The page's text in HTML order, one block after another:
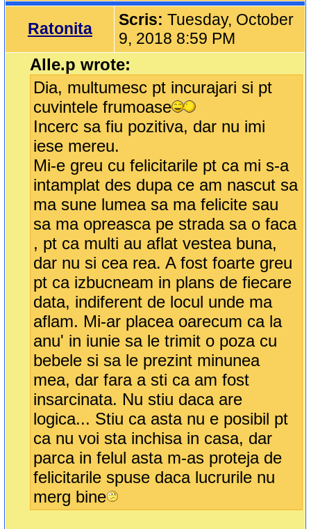
Ratonita Scris:Tuesday, October
9, 2018 8:59 PM
Alle.p wrote:
Dia, multumesc pt incurajari si pt
cuvintele frumoase
Incerc sa fiu pozitiva, dar nu imi
iese mereu.
Mi-e greu cu felicitarile pt ca mi s-a
intamplat des dupa ce am nascut sa
ma sune lumea sa ma felicite sau
sa ma opreasca pe strada sa o faca
, pt ca multi au aflat vestea buna,
dar nu si cea rea. A fost foarte greu
pt ca izbucneam in plans de fiecare
data, indiferent de locul unde ma
aflam. Mi-ar placea oarecum ca la
anu' in iunie sa le trimit o poza cu
bebele si sa le prezint minunea
mea, dar fara a sti ca am fost
insarcinata. Nu stiu daca are
logica... Stiu ca asta nu e posibil pt
ca nu voi sta inchisa in casa, dar
parca in felul asta m-as proteja de
felicitarile spuse daca lucrurile nu
merg bine